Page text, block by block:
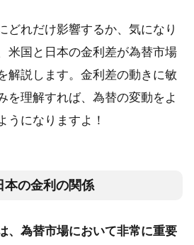
どれだけ影響するか、気になり
米国と日本の金利差が為替市場
解説します。金利差の動きに敏
を理解すれば、為替の変動をよ
うになりますよ！
本の金利の関係
、為替市場において非常に重要